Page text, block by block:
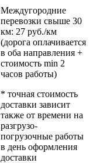
Междугородние
перевозки свыше 30
км: 27 руб./км
(дорога оплачивается
в оба направления +
стоимость min 2
часов работы)
* точная стоимость
доставки зависит
также от времени на
разгрузо-
погрузочные работы
в день оформления
доставки